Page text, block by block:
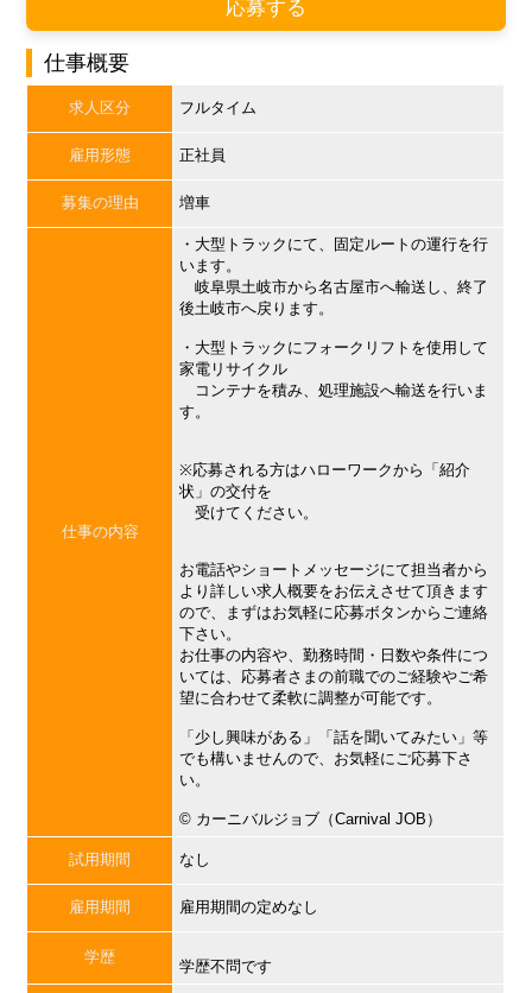
応募する
仕事概要
求人区分 フルタイム
雇用形態 正社員
募集の理由 増車
仕事の内容
・大型トラックにて、固定ルートの運行を行
います。
岐阜県土岐市から名古屋市へ輸送し、終了
後土岐市へ戻ります。
・大型トラックにフォークリフトを使用して
家電リサイクル
コンテナを積み、処理施設へ輸送を行いま
す。
※応募される方はハローワークから「紹介
状」の交付を
受けてください。
お電話やショートメッセージにて担当者から
より詳しい求人概要をお伝えさせて頂きます
ので、まずはお気軽に応募ボタンからご連絡
下さい。
お仕事の内容や、勤務時間・日数や条件につ
いては、応募者さまの前職でのご経験やご希
望に合わせて柔軟に調整が可能です。
「少し興味がある」「話を聞いてみたい」等
でも構いませんので、お気軽にご応募下さ
い。
©︎ カーニバルジョブ（Carnival JOB）
試用期間 なし
雇用期間 雇用期間の定めなし
学歴
学歴不問です